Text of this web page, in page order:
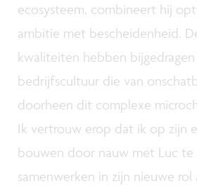
ecosysteem, combineert hij
ambitie met bescheidenheid.
kwaliteiten hebben bijgedragen
bedrijfscultuur die van
doorheen dit complexe
Ik vertrouw erop dat ik op zijn
bouwen door nauw met Luc te
samenwerken in zijn nieuwe rol